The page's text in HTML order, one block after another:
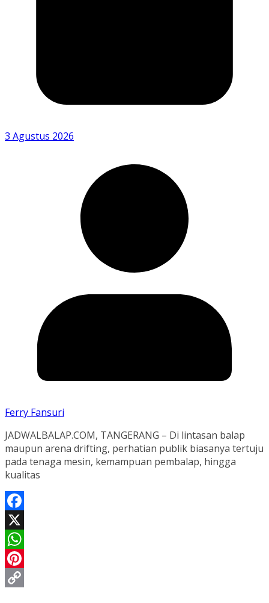
3 Agustus 2026
Ferry Fansuri
JADWALBALAP.COM, TANGERANG – Di lintasan balap
maupun arena drifting, perhatian publik biasanya tertuju
pada tenaga mesin, kemampuan pembalap, hingga
kualitas
Facebook
X
WhatsApp
Pinterest